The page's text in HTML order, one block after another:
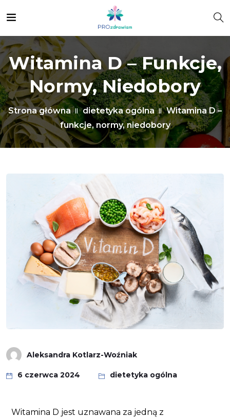
Witamina D – Funkcje,
Normy, Niedobory
Strona główna dietetyka ogólna
Witamina D –
funkcje, normy, niedobory
Aleksandra Kotlarz-Woźniak
6 czerwca 2024 dietetyka ogólna
Witamina D jest uznawana za jedną z